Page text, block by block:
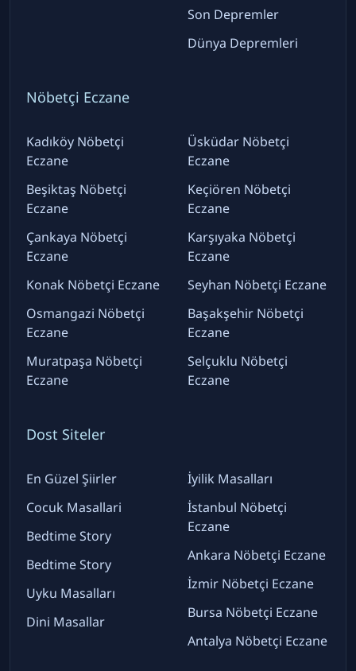
Son Depremler
Dünya Depremleri
Nöbetçi Eczane
Kadıköy Nöbetçi
Eczane
Beşiktaş Nöbetçi
Eczane
Çankaya Nöbetçi
Eczane
Konak Nöbetçi Eczane
Osmangazi Nöbetçi
Eczane
Muratpaşa Nöbetçi
Eczane
Üsküdar Nöbetçi
Eczane
Keçiören Nöbetçi
Eczane
Karşıyaka Nöbetçi
Eczane
Seyhan Nöbetçi Eczane
Başakşehir Nöbetçi
Eczane
Selçuklu Nöbetçi
Eczane
Dost Siteler
En Güzel Şiirler
Cocuk Masallari
Bedtime Story
Bedtime Story
Uyku Masalları
Dini Masallar
İyilik Masalları
İstanbul Nöbetçi
Eczane
Ankara Nöbetçi Eczane
İzmir Nöbetçi Eczane
Bursa Nöbetçi Eczane
Antalya Nöbetçi Eczane